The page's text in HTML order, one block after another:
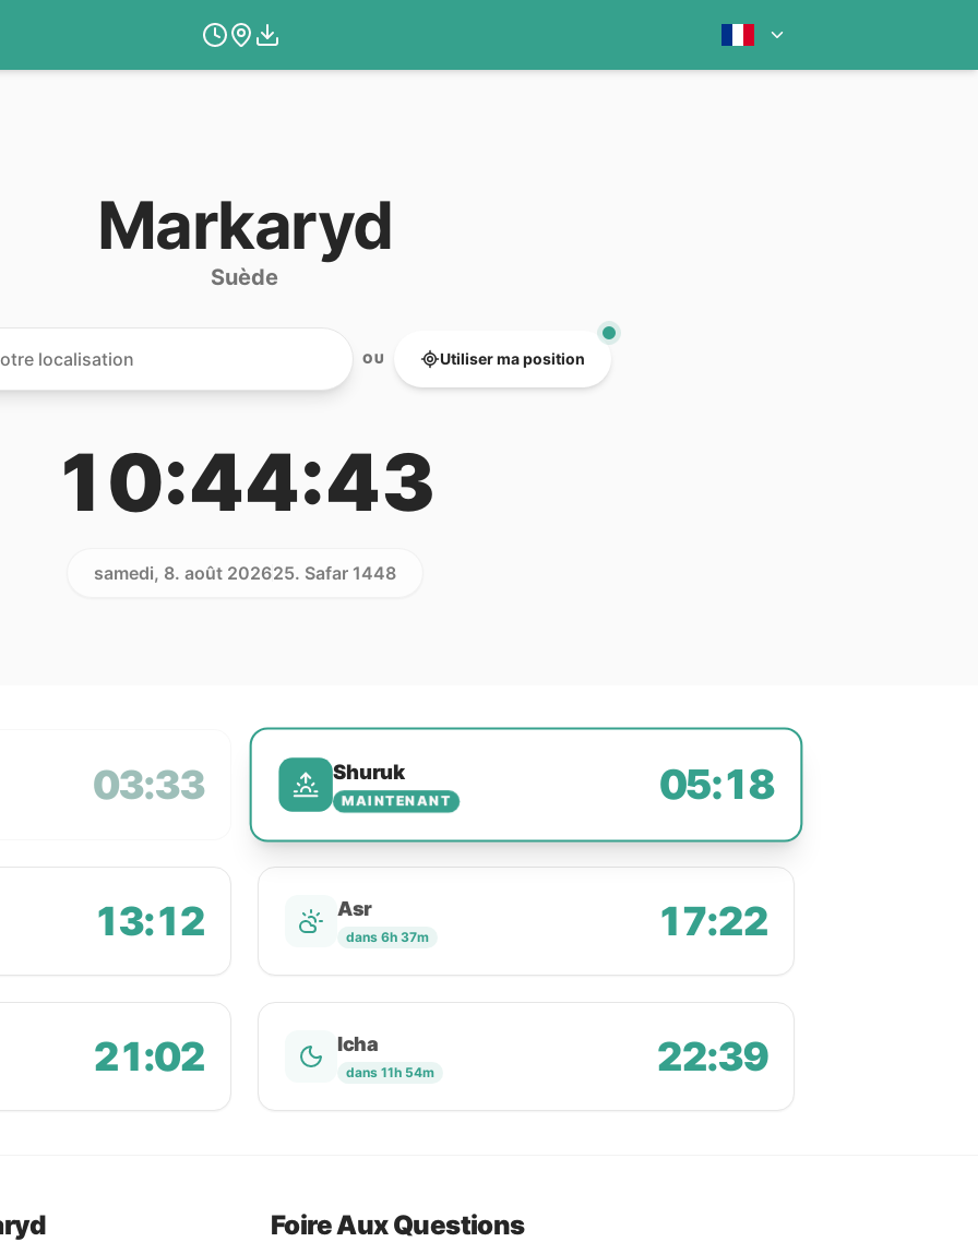
Markaryd
Suède
OU Utiliser ma position
10:44:43
samedi, 8. août 202625. Safar 1448
03:33 Shuruk
MAINTENANT 05:18
13:12 Asr
dans 6h 37m 17:22
21:02 Icha
dans 11h 54m 22:39
Foire Aux Questions